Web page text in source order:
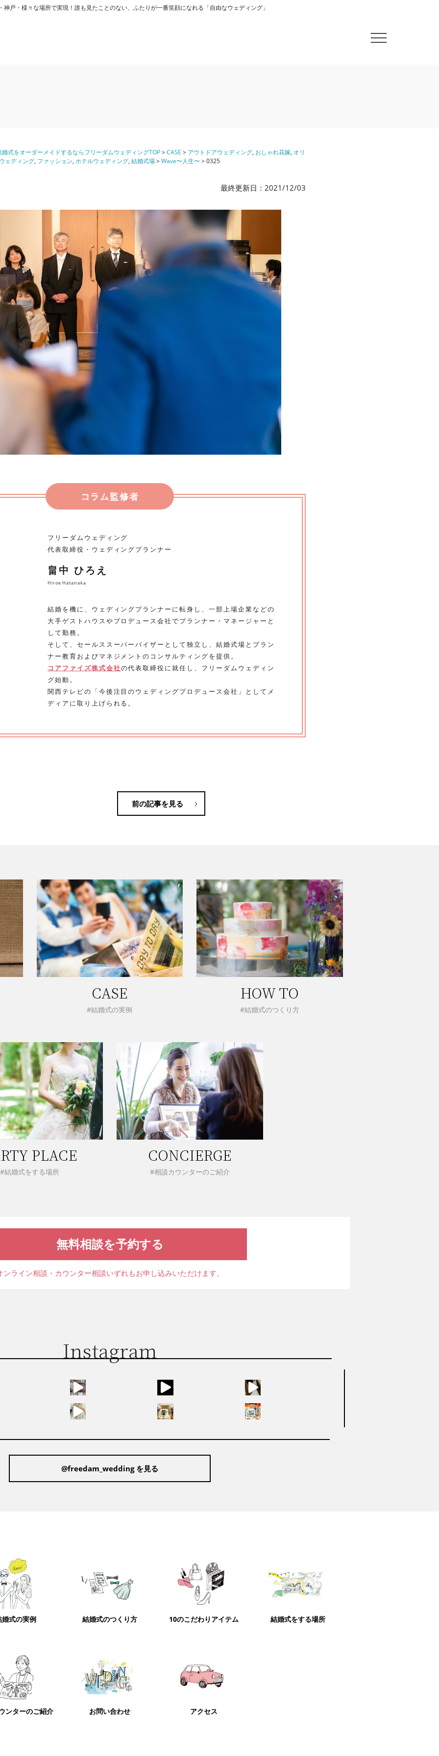
戸・様々な場所で実現！誰も見たことのない、ふたりが一番笑顔になれる「自由なウェディング」
式をオーダーメイドするならフリーダムウェディングTOP>CASE > アウトドアウェディング, おしゃれ花嫁, オリ
ェディング, ファッション, ホテルウェディング, 結婚式場>Wave〜人生〜>0325
最終更新日：2021/12/03
コラム監修者
フリーダムウェディング
代表取締役・ウェディングプランナー
畠中 ひろえ
Hiroe Hatanaka
結婚を機に、ウェディングプランナーに転身し、一部上場企業などの
大手ゲストハウスやプロデュース会社でプランナー・マネージャーと
して勤務。
そして、セールススーパーバイザーとして独立し、結婚式場とプラン
ナー教育およびマネジメントのコンサルティングを提供。
コアファイズ株式会社の代表取締役に就任し、フリーダムウェディン
グ始動。
関西テレビの「今後注目のウェディングプロデュース会社」としてメ
ディアに取り上げられる。
前の記事を見る
CASE
#結婚式の実例
HOW TO
#結婚式のつくり方
PLACE
#結婚式をする場所
CONCIERGE
#相談カウンターのご紹介
無料相談を予約する
ンライン相談・カウンター相談いずれもお申し込みいただけます。
Instagram
@freedam_wedding を見る
婚式の実例 結婚式のつくり方 10のこだわりアイテム 結婚式をする場所
ンターのご紹介 お問い合わせ アクセス